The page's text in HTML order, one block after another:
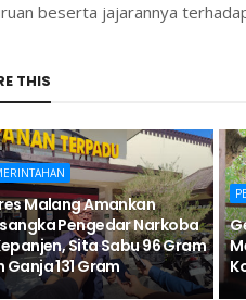
beserta jajarannya
THIS
Malang Amankan
Pengedar Narkoba
Sita Sabu 96 Gram
Ganja 131 Gram